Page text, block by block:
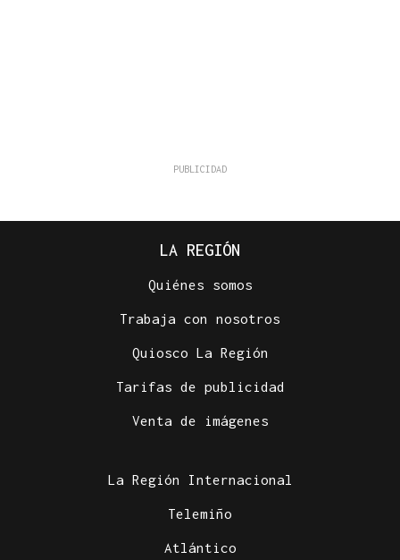
LA REGIÓN
Quiénes somos
Trabaja con nosotros
Quiosco La Región
Tarifas de publicidad
Venta de imágenes
La Región Internacional
Telemiño
Atlántico